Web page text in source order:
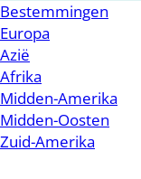
Bestemmingen
Europa
Azië
Afrika
Midden-Amerika
Midden-Oosten
Zuid-Amerika